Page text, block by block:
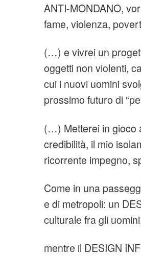
ANTI-MONDANO,
fame, violenza,
(…) e vivrei un
oggetti non violenti,
cui i nuovi uomini
prossimo futuro di
(…) Metterei in gioco
credibilità, il mio
ricorrente impegno,
Come in una
e di metropoli: un
culturale fra gli
mentre il DESIGN